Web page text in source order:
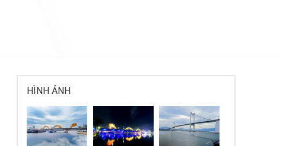
HÌNH ẢNH